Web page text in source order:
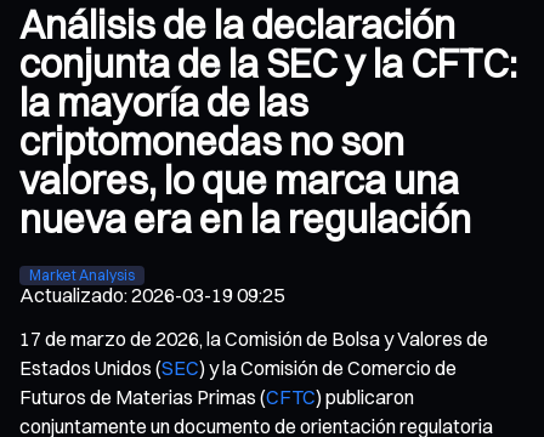
Análisis de la declaración
conjunta de la SEC y la CFTC:
la mayoría de las
criptomonedas no son
valores, lo que marca una
nueva era en la regulación
Market Analysis
Actualizado:2026-03-19 09:25
17 de marzo de 2026, la Comisión de Bolsa y Valores de
Estados Unidos (SEC) y la Comisión de Comercio de
Futuros de Materias Primas (CFTC) publicaron
conjuntamente un documento de orientación regulatoria